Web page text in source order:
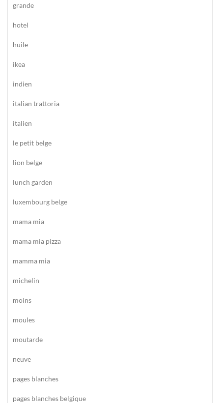
grande
hotel
huile
ikea
indien
italian trattoria
italien
le petit belge
lion belge
lunch garden
luxembourg belge
mama mia
mama mia pizza
mamma mia
michelin
moins
moules
moutarde
neuve
pages blanches
pages blanches belgique